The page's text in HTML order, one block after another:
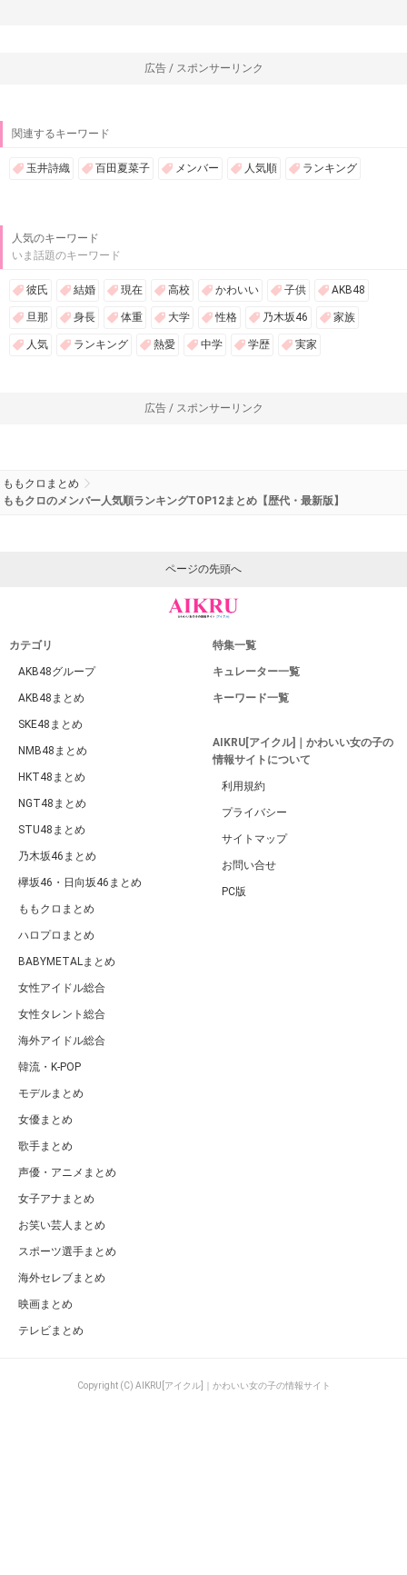
広告 / スポンサーリンク
関連するキーワード
玉井詩織 百田夏菜子 メンバー 人気順 ランキング
人気のキーワード
いま話題のキーワード
彼氏 結婚 現在 高校 かわいい 子供 AKB48
旦那 身長 体重 大学 性格 乃木坂46 家族
人気 ランキング 熱愛 中学 学歴 実家
広告 / スポンサーリンク
ももクロまとめ
ももクロのメンバー人気順ランキングTOP12まとめ【歴代・最新版】
ページの先頭へ
カテゴリ
AKB48グループ
AKB48まとめ
SKE48まとめ
NMB48まとめ
HKT48まとめ
NGT48まとめ
STU48まとめ
乃木坂46まとめ
欅坂46・日向坂46まとめ
ももクロまとめ
ハロプロまとめ
BABYMETALまとめ
女性アイドル総合
女性タレント総合
海外アイドル総合
韓流・K-POP
モデルまとめ
女優まとめ
歌手まとめ
声優・アニメまとめ
女子アナまとめ
お笑い芸人まとめ
スポーツ選手まとめ
海外セレブまとめ
映画まとめ
テレビまとめ
特集一覧
キュレーター一覧
キーワード一覧
AIKRU[アイクル]｜かわいい女の子の
情報サイトについて
利用規約
プライバシー
サイトマップ
お問い合せ
PC版
Copyright (C) AIKRU[アイクル]｜かわいい女の子の情報サイト